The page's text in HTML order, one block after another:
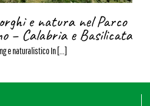
e natura nel Parco
– Calabria e Basilicata
e naturalistico In [...]